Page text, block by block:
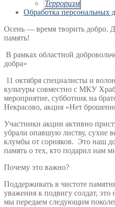
Терроризм
Обработка персональных
Осень — время творить добро.
память!
В рамках областной
добра»
11 октября специалисты и
культуры совместно с МКУ
мероприятие, субботник на
Некрасово, акция «Нет
Участники акции активно
убрали опавшую листву, сухие
клумбы от сорняков. Это наш
память о тех, кто подарил нам
Почему это важно?
Поддерживать в чистоте
уважения к подвигу солдат,
мы передаем следующим